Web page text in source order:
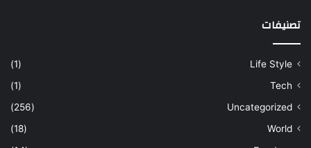
تصنيفات
Life Style
(1)
Tech
(1)
Uncategorized
(256)
World
(18)